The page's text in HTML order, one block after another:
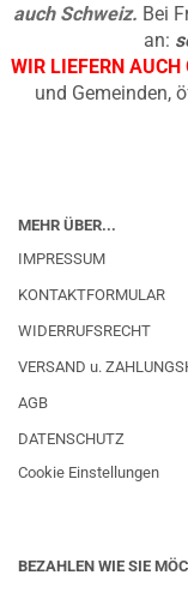
auch Schweiz. Bei
an:
WIR LIEFERN AUCH
und Gemeinden,
MEHR ÜBER...
IMPRESSUM
KONTAKTFORMULAR
WIDERRUFSRECHT
VERSAND u.
AGB
DATENSCHUTZ
Cookie Einstellungen
BEZAHLEN WIE SIE